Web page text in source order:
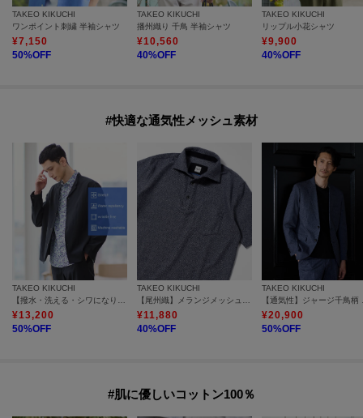
TAKEO KIKUCHI
ワンポイント刺繍 半袖シャツ
¥7,150
50%OFF
TAKEO KIKUCHI
播州織り 千鳥 半袖シャツ
¥10,560
40%OFF
TAKEO KIKUCHI
リップル小花シャツ
¥9,900
40%OFF
#快適な通気性メッシュ素材
TAKEO KIKUCHI
¥13,200
50%OFF
TAKEO KIKUCHI
¥11,880
40%OFF
TAKEO KIKUCHI
¥20,900
50%OFF
#肌に優しいコットン100％